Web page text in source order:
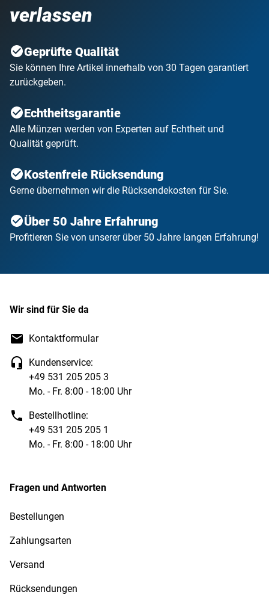
verlassen
Geprüfte Qualität
Sie können Ihre Artikel innerhalb von 30 Tagen garantiert
zurückgeben.
Echtheitsgarantie
Alle Münzen werden von Experten auf Echtheit und
Qualität geprüft.
Kostenfreie Rücksendung
Gerne übernehmen wir die Rücksendekosten für Sie.
Über 50 Jahre Erfahrung
Profitieren Sie von unserer über 50 Jahre langen Erfahrung!
Wir sind für Sie da
Kontaktformular
Kundenservice:
+49 531 205 205 3
Mo. - Fr. 8:00 - 18:00 Uhr
Bestellhotline:
+49 531 205 205 1
Mo. - Fr. 8:00 - 18:00 Uhr
Fragen und Antworten
Bestellungen
Zahlungsarten
Versand
Rücksendungen